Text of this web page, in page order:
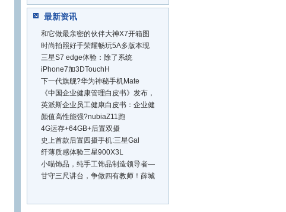
最新资讯
和它做最亲密的伙伴大神X7开箱图
时尚拍照好手荣耀畅玩5A多版本现
三星S7 edge体验：除了系统
iPhone7加3DTouchH
下一代旗舰?华为神秘手机Mate
《中国企业健康管理白皮书》发布，
英派斯企业员工健康白皮书：企业健
颜值高性能强?nubiaZ11跑
4G运存+64GB+后置双摄
史上首款后置四摄手机:三星Gal
纤薄质感体验三星900X3L
小喵饰品，纯手工饰品制造领导者—
甘守三尺讲台，争做四有教师！薛城